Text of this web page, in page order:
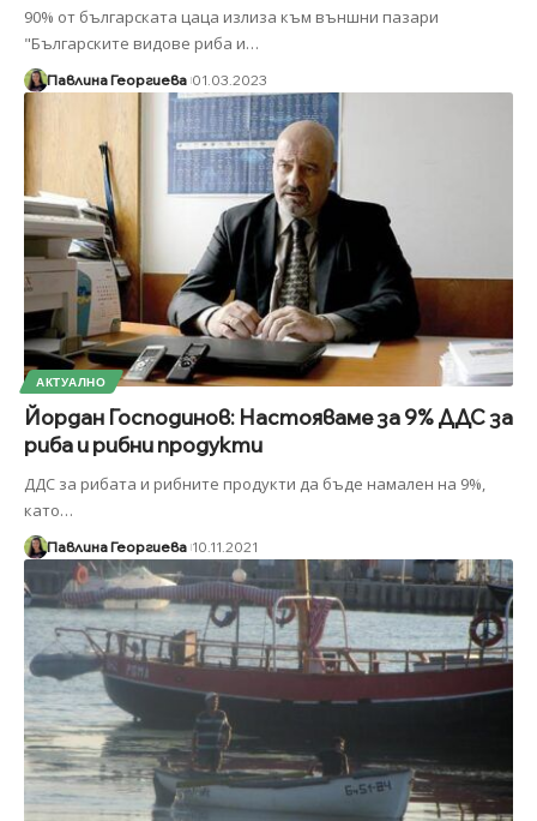
90% от българската цаца излиза към външни пазари
"Българските видове риба и…
Павлина Георгиева 01.03.2023
АКТУАЛНО
Йордан Господинов: Настояваме за 9% ДДС за
риба и рибни продукти
ДДС за рибата и рибните продукти да бъде намален на 9%,
като…
Павлина Георгиева 10.11.2021